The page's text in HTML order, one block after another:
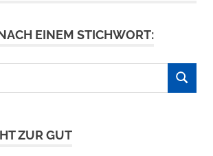
EINEM STICHWORT:
SUCHEN
ZUR GUT